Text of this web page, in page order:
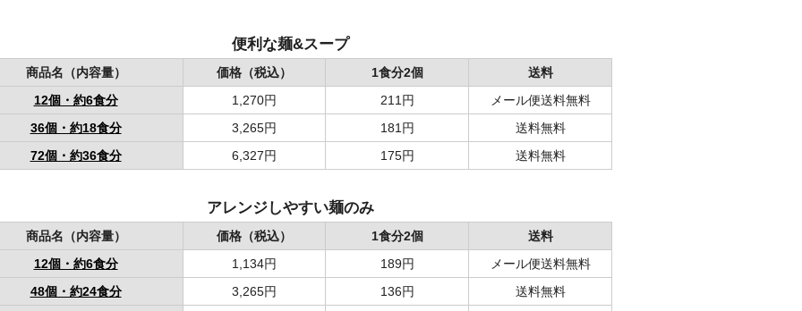
便利な麺&スープ
商品名（内容量） 価格（税込） 1食分2個
送料
12個・約6食分
1,270円 211円
メール便送料無料
36個・約18食分
3,265円 181円
送料無料
72個・約36食分
6,327円 175円 送料無料
アレンジしやすい麺のみ
商品名（内容量） 価格（税込） 1食分2個
送料
12個・約6食分
1,134円 189円
メール便送料無料
48個・約24食分
3,265円 136円
送料無料